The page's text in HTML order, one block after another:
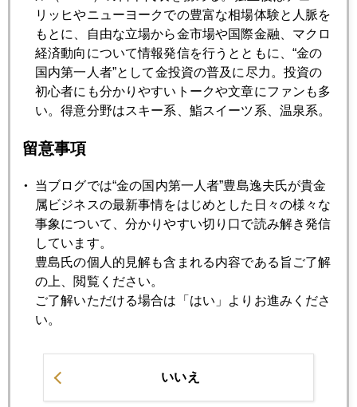
2013年08月26日
リーマンショック５年
2013年08月23日
ドイツ総選挙 ギリシャ問題が蒸し返される
2013年08月22日
９月波乱の予告篇
2013年08月21日
マネー争奪、通貨安から「構造改革競争」へ
2013年08月19日
金１３８０ドル台まで続騰
2013年08月15日
著名ヘッジファンド、相次いで金売却判明
リッヒやニューヨークでの豊富な相場体験と人脈を
もとに、自由な立場から金市場や国際金融、マクロ
経済動向について情報発信を行うとともに、“金の
国内第一人者”として金投資の普及に尽力。投資の
初心者にも分かりやすいトークや文章にファンも多
い。得意分野はスキー系、鮨スイーツ系、温泉系。
留意事項
当ブログでは“金の国内第一人者”豊島逸夫氏が貴金
属ビジネスの最新事情をはじめとした日々の様々な
事象について、分かりやすい切り口で読み解き発信
しています。
豊島氏の個人的見解も含まれる内容である旨ご了解
の上、閲覧ください。
ご了解いただける場合は「はい」よりお進みくださ
い。
いいえ